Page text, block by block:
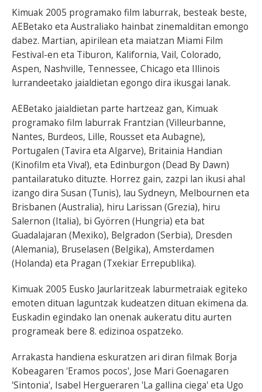
... AUKERA GEHIAGO
Kimuak 2005 programako film laburrak, besteak beste,
AEBetako eta Australiako hainbat zinemalditan emongo
dabez. Martian, apirilean eta maiatzan Miami Film
Festival-en eta Tiburon, Kalifornia, Vail, Colorado,
Aspen, Nashville, Tennessee, Chicago eta Illinois
lurrandeetako jaialdietan egongo dira ikusgai lanak.
AEBetako jaialdietan parte hartzeaz gan, Kimuak
programako film laburrak Frantzian (Villeurbanne,
Nantes, Burdeos, Lille, Rousset eta Aubagne),
Portugalen (Tavira eta Algarve), Britainia Handian
(Kinofilm eta Viva!), eta Edinburgon (Dead By Dawn)
pantailaratuko dituzte. Horrez gain, zazpi lan ikusi ahal
izango dira Susan (Tunis), lau Sydneyn, Melbournen eta
Brisbanen (Australia), hiru Larissan (Grezia), hiru
Salernon (Italia), bi Györren (Hungria) eta bat
Guadalajaran (Mexiko), Belgradon (Serbia), Dresden
(Alemania), Bruselasen (Belgika), Amsterdamen
(Holanda) eta Pragan (Txekiar Errepublika).
Kimuak 2005 Eusko Jaurlaritzeak laburmetraiak egiteko
emoten dituan laguntzak kudeatzen dituan ekimena da.
Euskadin egindako lan onenak aukeratu ditu aurten
programeak bere 8. edizinoa ospatzeko.
Arrakasta handiena eskuratzen ari diran filmak Borja
Kobeagaren 'Eramos pocos', Jose Mari Goenagaren
'Sintonia', Isabel Hergueraren 'La gallina ciega' eta Ugo